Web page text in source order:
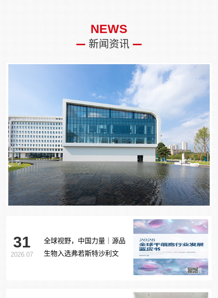
NEWS
新闻资讯
31
2026.07
全球视野，中国力量｜源品
生物入选弗若斯特沙利文